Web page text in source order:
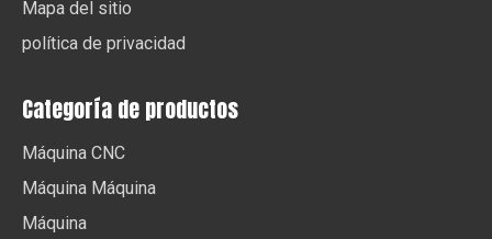
Mapa del sitio
política de privacidad
Categoría de productos
Máquina CNC
Máquina Máquina
Máquina